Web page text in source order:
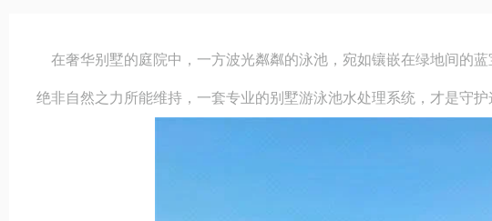
在奢华别墅的庭院中，一方波光粼粼的泳池，宛如镶嵌在绿地间的
绝非自然之力所能维持，一套专业的别墅游泳池水处理系统，才是守护